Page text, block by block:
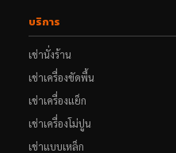
บริการ
เช่านั่งร้าน
เช่าเครื่องขัดพื้น
เช่าเครื่องแย็ก
เช่าเครื่องโม่ปูน
เช่าแบบเหล็ก